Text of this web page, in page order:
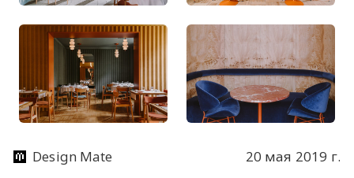
Design Mate 20 мая 2019 г.